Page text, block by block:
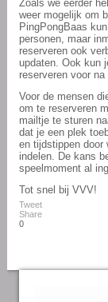
English
Zoals we eerder
weer mogelijk om
PingPongBaas
personen, maar
reserveren ook
updaten. Ook kun
reserveren voor na
Voor de mensen
om te reserveren
mailtje te sturen
dat je een plek
en tijdstippen door
indelen. De kans
speelmoment al
Tot snel bij VVV!
Tweet
Share
0